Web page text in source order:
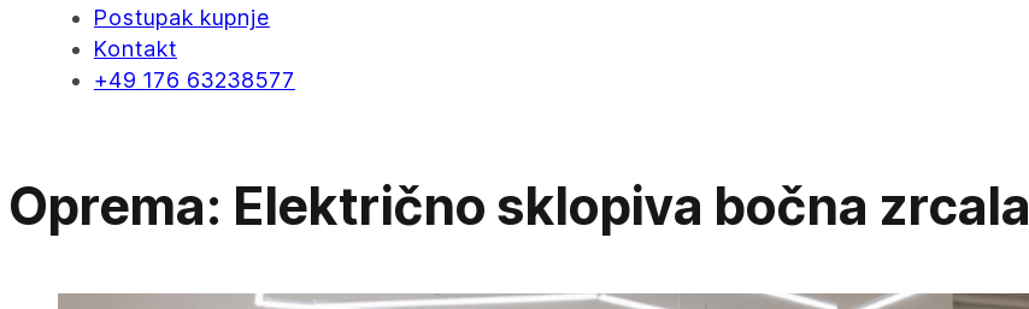
Postupak kupnje
Kontakt
+49 176 63238577
Oprema: Električno sklopiva bočna zrcala